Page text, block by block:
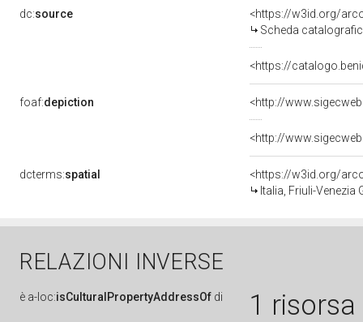
dc:source
<https://w3id.org/
Scheda
<https://
foaf:depiction
dcterms:spatial
<https://w3id.org/
Italia, Friuli-Venezia
RELAZIONI INVERSE
è a-loc:isCulturalPropertyAddressOf di 1 risorsa